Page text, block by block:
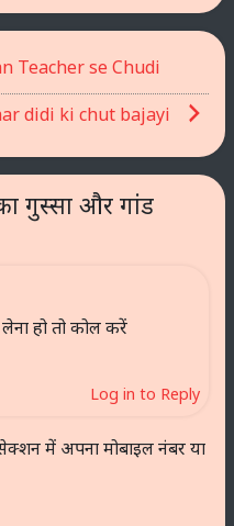
Teacher se Chudi
didi ki chut bajayi
गुस्सा और गांड
हो तो कोल करें
Log in to Reply
में अपना मोबाइल नंबर या